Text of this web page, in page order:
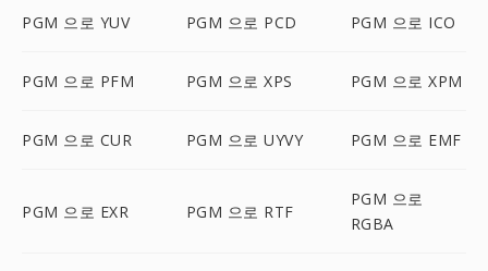
PGM 으로 YUV PGM 으로 PCD PGM 으로 ICO
PGM 으로 PFM PGM 으로 XPS PGM 으로 XPM
PGM 으로 CUR PGM 으로 UYVY PGM 으로 EMF
PGM 으로 EXR PGM 으로 RTF
PGM 으로
RGBA